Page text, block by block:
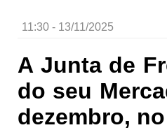
11:30 - 13/11/2025
A Junta de
do seu
dezembro,